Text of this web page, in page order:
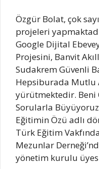
Özgür Bolat, çok
projeleri
Google Dijital
Projesini, Banvit
Sudakrem Güvenli
Hepsiburada Mutlu
yürütmektedir. Beni
Sorularla
Eğitimin Özü adlı
Türk Eğitim
Mezunlar
yönetim kurulu